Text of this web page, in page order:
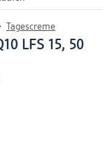
Tagescreme
LFS 15, 50